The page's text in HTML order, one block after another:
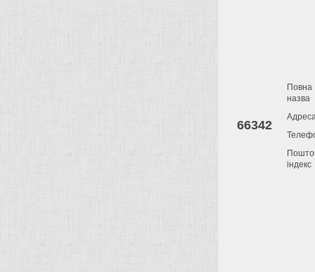
66342
Повна
назва
індекс